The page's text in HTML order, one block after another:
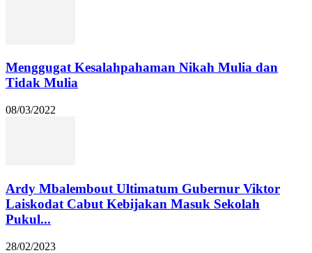
Menggugat Kesalahpahaman Nikah Mulia dan
Tidak Mulia
08/03/2022
Ardy Mbalembout Ultimatum Gubernur Viktor
Laiskodat Cabut Kebijakan Masuk Sekolah
Pukul...
28/02/2023